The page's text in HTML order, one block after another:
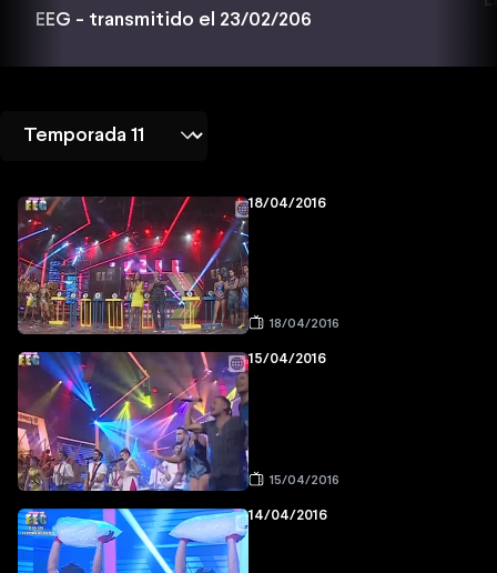
EEG - transmitido el 23/02/206
18/04/2016
18/04/2016
15/04/2016
15/04/2016
14/04/2016